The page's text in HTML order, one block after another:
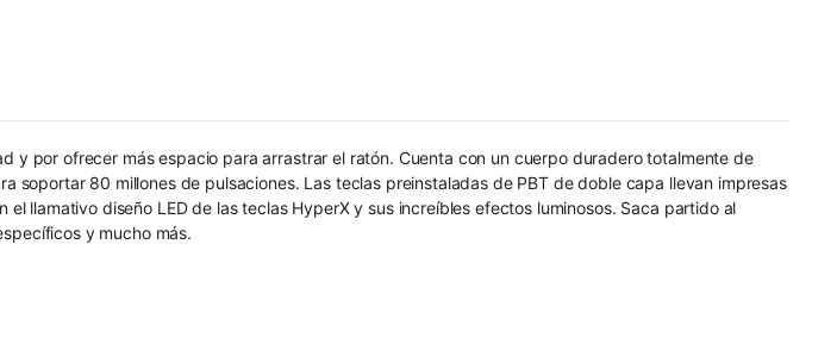
por ofrecer más espacio para arrastrar el ratón. Cuenta con un cuerpo duradero totalmente de
80 millones de pulsaciones. Las teclas preinstaladas de PBT de doble capa llevan impresas
llamativo diseño LED de las teclas HyperX y sus increíbles efectos luminosos. Saca partido al
y mucho más.